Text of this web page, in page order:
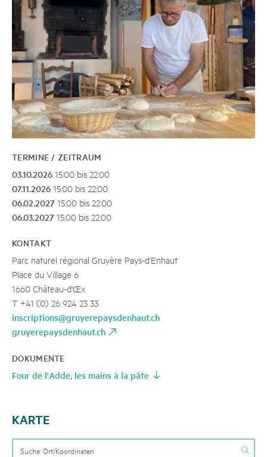
TERMINE / ZEITRAUM
03.10.2026 15:00 bis 22:00
07.11.2026 15:00 bis 22:00
06.02.2027 15:00 bis 22:00
06.03.2027 15:00 bis 22:00
KONTAKT
Parc naturel régional Gruyère Pays-d'Enhaut
Place du Village 6
1660 Château-d'Œx
T +41 (0) 26 924 23 33
inscriptions@gruyerepaysdenhaut.ch
gruyerepaysdenhaut.ch
DOKUMENTE
Four de l'Adde, les mains à la pâte
KARTE